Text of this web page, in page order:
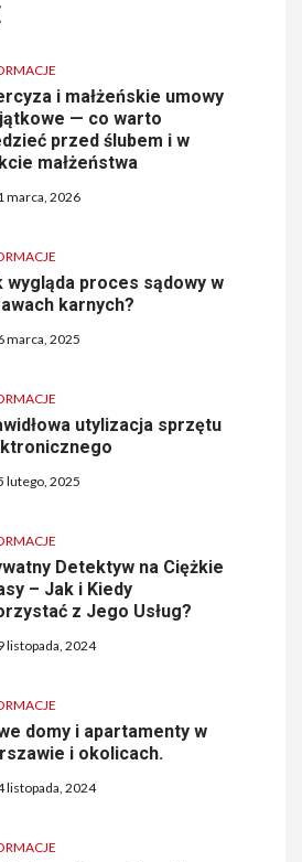
i małżeńskie umowy
— co warto
przed ślubem i w
małżeństwa
marca, 2026
wygląda proces sądowy w
karnych?
marca, 2025
utylizacja sprzętu
lutego, 2025
Detektyw na Ciężkie
– Jak i Kiedy
z Jego Usług?
listopada, 2024
domy i apartamenty w
i okolicach.
listopada, 2024